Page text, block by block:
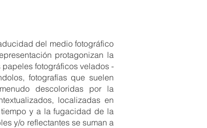
del medio fotográfico
protagonizan la
fotográficos velados -
fotografías que suelen
descoloridas por la
localizadas en
y a la fugacidad de la
y/o reflectantes se suman a